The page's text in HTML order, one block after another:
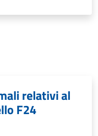
relativi al
F24